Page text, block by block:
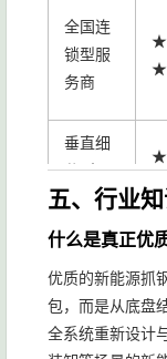
全国连
锁型服
务商
★
垂直细
分型服
务商
☆
五、行业
什么是真正优
优质的新能源抓
包，而是从底盘
全系统重新设计